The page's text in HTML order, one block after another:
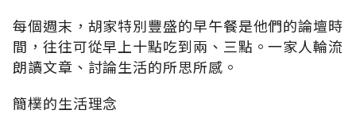
每個週末，胡家特別豐盛的早午餐是他們的論壇時
間，往往可從早上十點吃到兩、三點。一家人輪流
朗讀文章、討論生活的所思所感。
簡樸的生活理念